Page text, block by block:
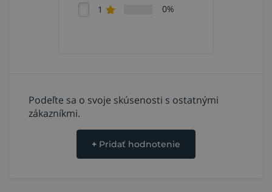
1 0%
Podeľte sa o svoje skúsenosti s ostatnými
zákazníkmi.
+ Pridať hodnotenie